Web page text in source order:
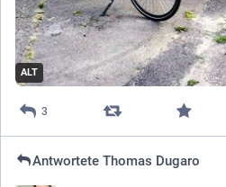
ALT
3
AntworteteThomas Dugaro